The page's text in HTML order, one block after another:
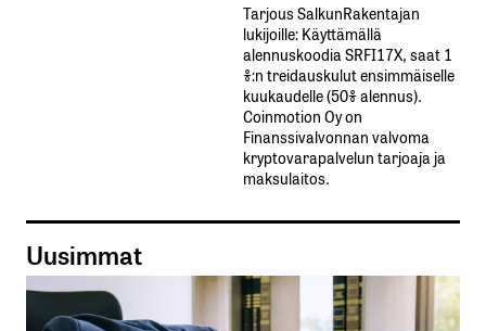
Tarjous SalkunRakentajan
lukijoille: Käyttämällä​ ​
alennuskoodia​ ​SRFI17X,​ ​saat​ ​1
%:n treidauskulut​ ​ensimmäiselle​ ​
kuukaudelle​ ​(50%​ ​alennus).
Coinmotion Oy on
Finanssivalvonnan valvoma
kryptovarapalvelun tarjoaja ja
maksulaitos.
Uusimmat